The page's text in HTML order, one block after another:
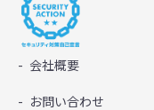
会社概要
お問い合わせ